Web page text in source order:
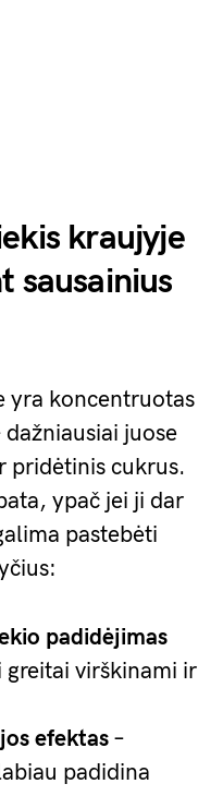
kraujyje
sausainius
yra koncentruotas
juose
pridėtinis cukrus.
ypač jei ji dar
pastebėti
padidėjimas
greitai virškinami ir
efektas –
padidina